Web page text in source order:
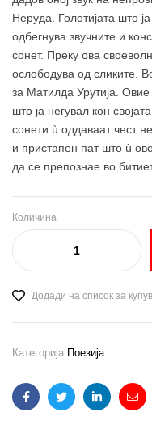
Неруда. Голотијата што
одбегнува звучните и
сонет. Преку ова
ослободува од сликите.
за Матилда Урутија.
што ја негувал кон
сонети ù оддаваат чест
и пристапен пат што ù
да се препознае во
Количина
Додади на список за
Категорија Поезија
FacebookTwitterLinkedin